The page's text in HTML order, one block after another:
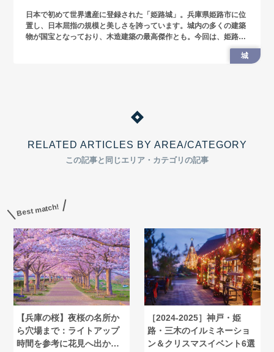
日本で初めて世界遺産に登録された「姫路城」。兵庫県姫路市に位
置し、日本屈指の規模と美しさを誇っています。城内の多くの建築
物が国宝となっており、木造建築の最高傑作とも。今回は、姫路城
城
RELATED ARTICLES BY AREA/CATEGORY
この記事と同じエリア・カテゴリの記事
Best match!
【兵庫の桜】夜桜の名所か
ら穴場まで：ライトアップ
時間を参考に花見へ出かけ
［2024-2025］神戸・姫
路・三木のイルミネーショ
ン＆クリスマスイベント6選